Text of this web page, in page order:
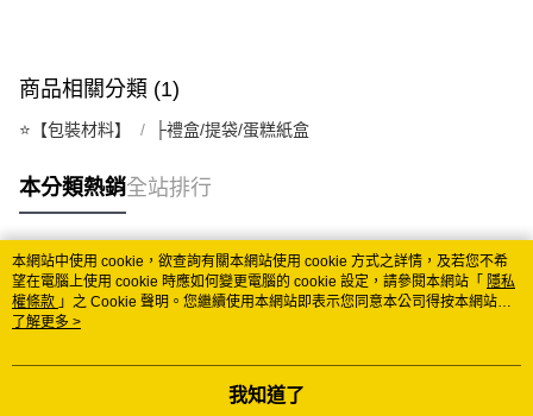
免運費
商品相關分類 (1)
⭐️【包裝材料】 ├禮盒/提袋/蛋糕紙盒
本分類熱銷全站排行
熱門標籤
本網站中使用 cookie，欲查詢有關本網站使用 cookie 方式之詳情，及若您不希
望在電腦上使用 cookie 時應如何變更電腦的 cookie 設定，請參閱本網站「 隱私
權條款 」之 Cookie 聲明。您繼續使用本網站即表示您同意本公司得按本網站使
用條款之 Cookie 聲明使用 cookie。
了解更多 >
我知道了